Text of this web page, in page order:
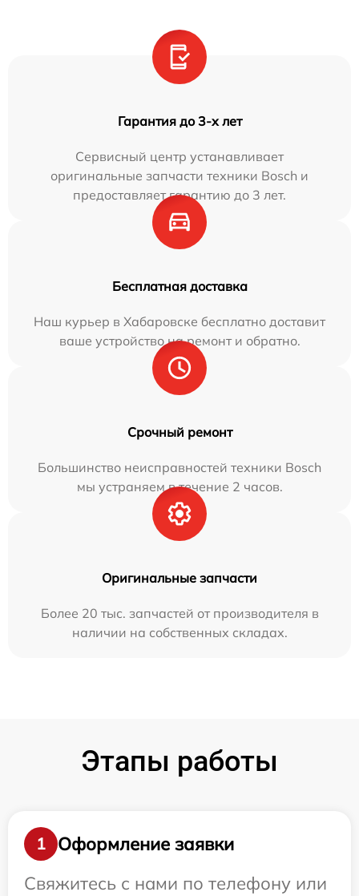
Гарантия до 3-х лет
Сервисный центр устанавливает
оригинальные запчасти техники Bosch и
предоставляет гарантию до 3 лет.
Бесплатная доставка
Наш курьер в Хабаровске бесплатно доставит
ваше устройство на ремонт и обратно.
Срочный ремонт
Большинство неисправностей техники Bosch
мы устраняем в течение 2 часов.
Оригинальные запчасти
Более 20 тыс. запчастей от производителя в
наличии на собственных складах.
Этапы работы
1
Оформление заявки
Свяжитесь с нами по телефону или